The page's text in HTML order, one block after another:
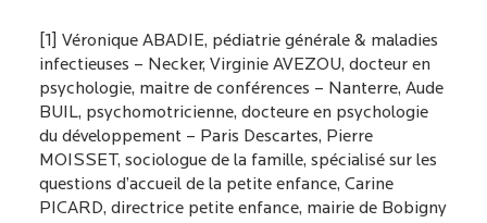
[1] Véronique ABADIE, pédiatrie générale & maladies
infectieuses – Necker, Virginie AVEZOU, docteur en
psychologie, maitre de conférences – Nanterre, Aude
BUIL, psychomotricienne, docteure en psychologie
du développement – Paris Descartes, Pierre
MOISSET, sociologue de la famille, spécialisé sur les
questions d’accueil de la petite enfance, Carine
PICARD, directrice petite enfance, mairie de Bobigny